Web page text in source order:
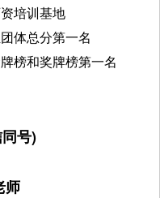
培训基地
体总分第一名
榜和奖牌榜第一名
号)
师